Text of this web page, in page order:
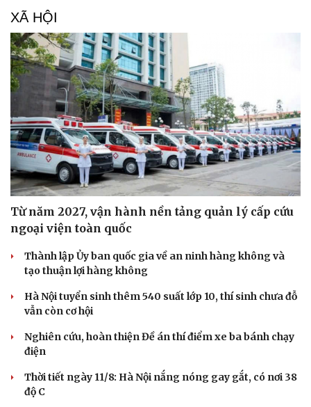
Cải chính
XÃ HỘI
Từ năm 2027, vận hành nền tảng quản lý cấp cứu
ngoại viện toàn quốc
Thành lập Ủy ban quốc gia về an ninh hàng không và
tạo thuận lợi hàng không
Hà Nội tuyển sinh thêm 540 suất lớp 10, thí sinh chưa đỗ
vẫn còn cơ hội
Nghiên cứu, hoàn thiện Đề án thí điểm xe ba bánh chạy
điện
Thời tiết ngày 11/8: Hà Nội nắng nóng gay gắt, có nơi 38
độ C